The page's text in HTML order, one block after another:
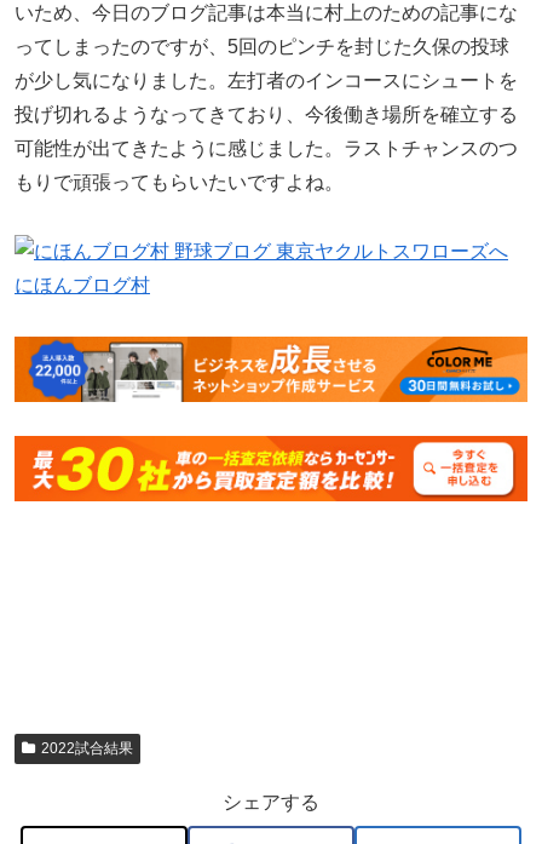
いため、今日のブログ記事は本当に村上のための記事にな
ってしまったのですが、5回のピンチを封じた久保の投球
が少し気になりました。左打者のインコースにシュートを
投げ切れるようなってきており、今後働き場所を確立する
可能性が出てきたように感じました。ラストチャンスのつ
もりで頑張ってもらいたいですよね。
にほんブログ村
2022試合結果
シェアする